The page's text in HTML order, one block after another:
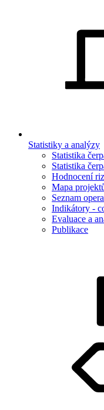
Statistiky a analýzy
Statistika
Statistika
Hodnocení
Mapa
Seznam
Indikátory -
Evaluace a
Publikace